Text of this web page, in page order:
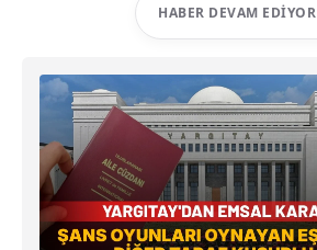
HABER DEVAM EDIYOR